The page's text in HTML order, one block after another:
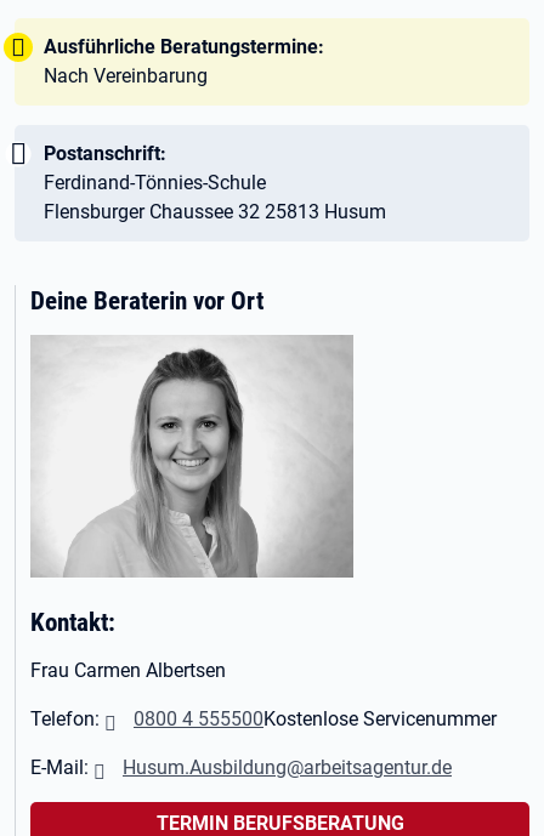
Tipp:
Ausführliche Beratungstermine:
Nach Vereinbarung
Wichtig:
Postanschrift:
Ferdinand-Tönnies-Schule
Flensburger Chaussee 32 25813 Husum
Deine Beraterin vor Ort
Kontakt:
Frau Carmen Albertsen
Telefon: 0800 4 555500Kostenlose Servicenummer
E-Mail: Husum.Ausbildung@arbeitsagentur.de
TERMIN BERUFSBERATUNG